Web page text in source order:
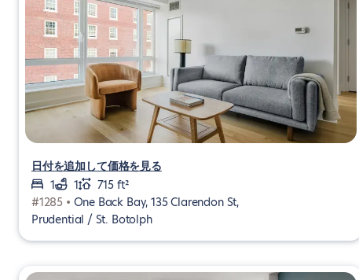
日付を追加して価格を見る
1
1
715 ft²
#1285 • One Back Bay, 135 Clarendon St,
Prudential / St. Botolph